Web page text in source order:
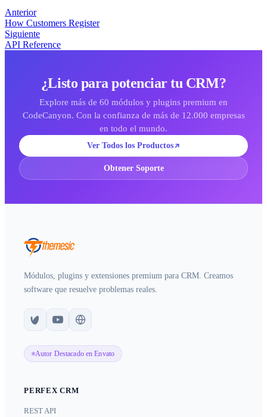
Anterior
How Customers Register
Siguiente
API Reference
¿Listo para potenciar tu CRM?
Explore más de 60 módulos y plugins premium en
CodeCanyon. Con la confianza de más de 12.000 empresas
en todo el mundo.
Ver Todos los Productos
Obtener Soporte
Módulos, plugins y extensiones premium para CRM. Creamos
software que resuelve problemas reales.
Autor Destacado en Envato
PERFEX CRM
REST API